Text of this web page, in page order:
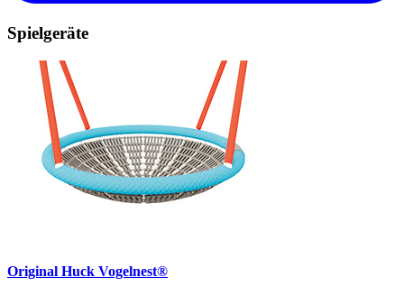
Spielgeräte
Original Huck Vogelnest®